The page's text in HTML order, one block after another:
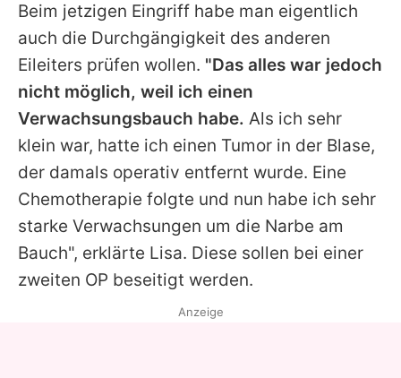
Beim jetzigen Eingriff habe man eigentlich
auch die Durchgängigkeit des anderen
Eileiters prüfen wollen. "Das alles war jedoch
nicht möglich, weil ich einen
Verwachsungsbauch habe. Als ich sehr
klein war, hatte ich einen Tumor in der Blase,
der damals operativ entfernt wurde. Eine
Chemotherapie folgte und nun habe ich sehr
starke Verwachsungen um die Narbe am
Bauch", erklärte Lisa. Diese sollen bei einer
zweiten OP beseitigt werden.
Anzeige